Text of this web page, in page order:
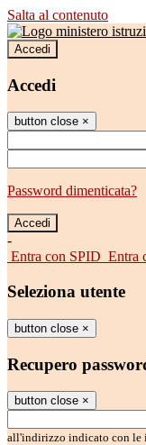
Salta al contenuto
Accedi
Accedi
button close ×
Password dimenticata?
-
Entra con SPID Entra
Seleziona utente
button close ×
Recupero
button close ×
all'indirizzo indicato con le